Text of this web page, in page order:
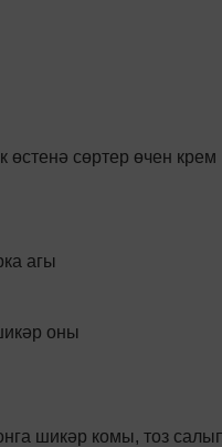
өстенә сөртер өчен крем
агы
оны
шикәр комы, тоз